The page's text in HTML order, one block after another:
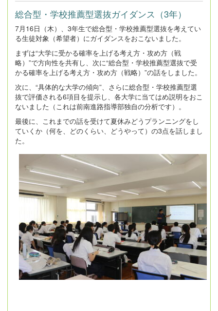
総合型・学校推薦型選抜ガイダンス（3年）
7月16日（木）、3年生で総合型・学校推薦型選抜を考えてい
る生徒対象（希望者）にガイダンスをおこないました。
まずは“大学に受かる確率を上げる考え方・攻め方（戦
略）”で方向性を共有し、次に“総合型・学校推薦型選抜で受
かる確率を上げる考え方・攻め方（戦略）”の話をしました。
次に、“具体的な大学の傾向”、さらに総合型・学校推薦型選
抜で評価される6項目を提示し、各大学に当てはめ説明をおこ
ないました（これは前南進路指導部独自の分析です）。
最後に、これまでの話を受けて夏休みどうプランニングをし
ていくか（何を、どのくらい、どうやって）の3点を話しまし
た。